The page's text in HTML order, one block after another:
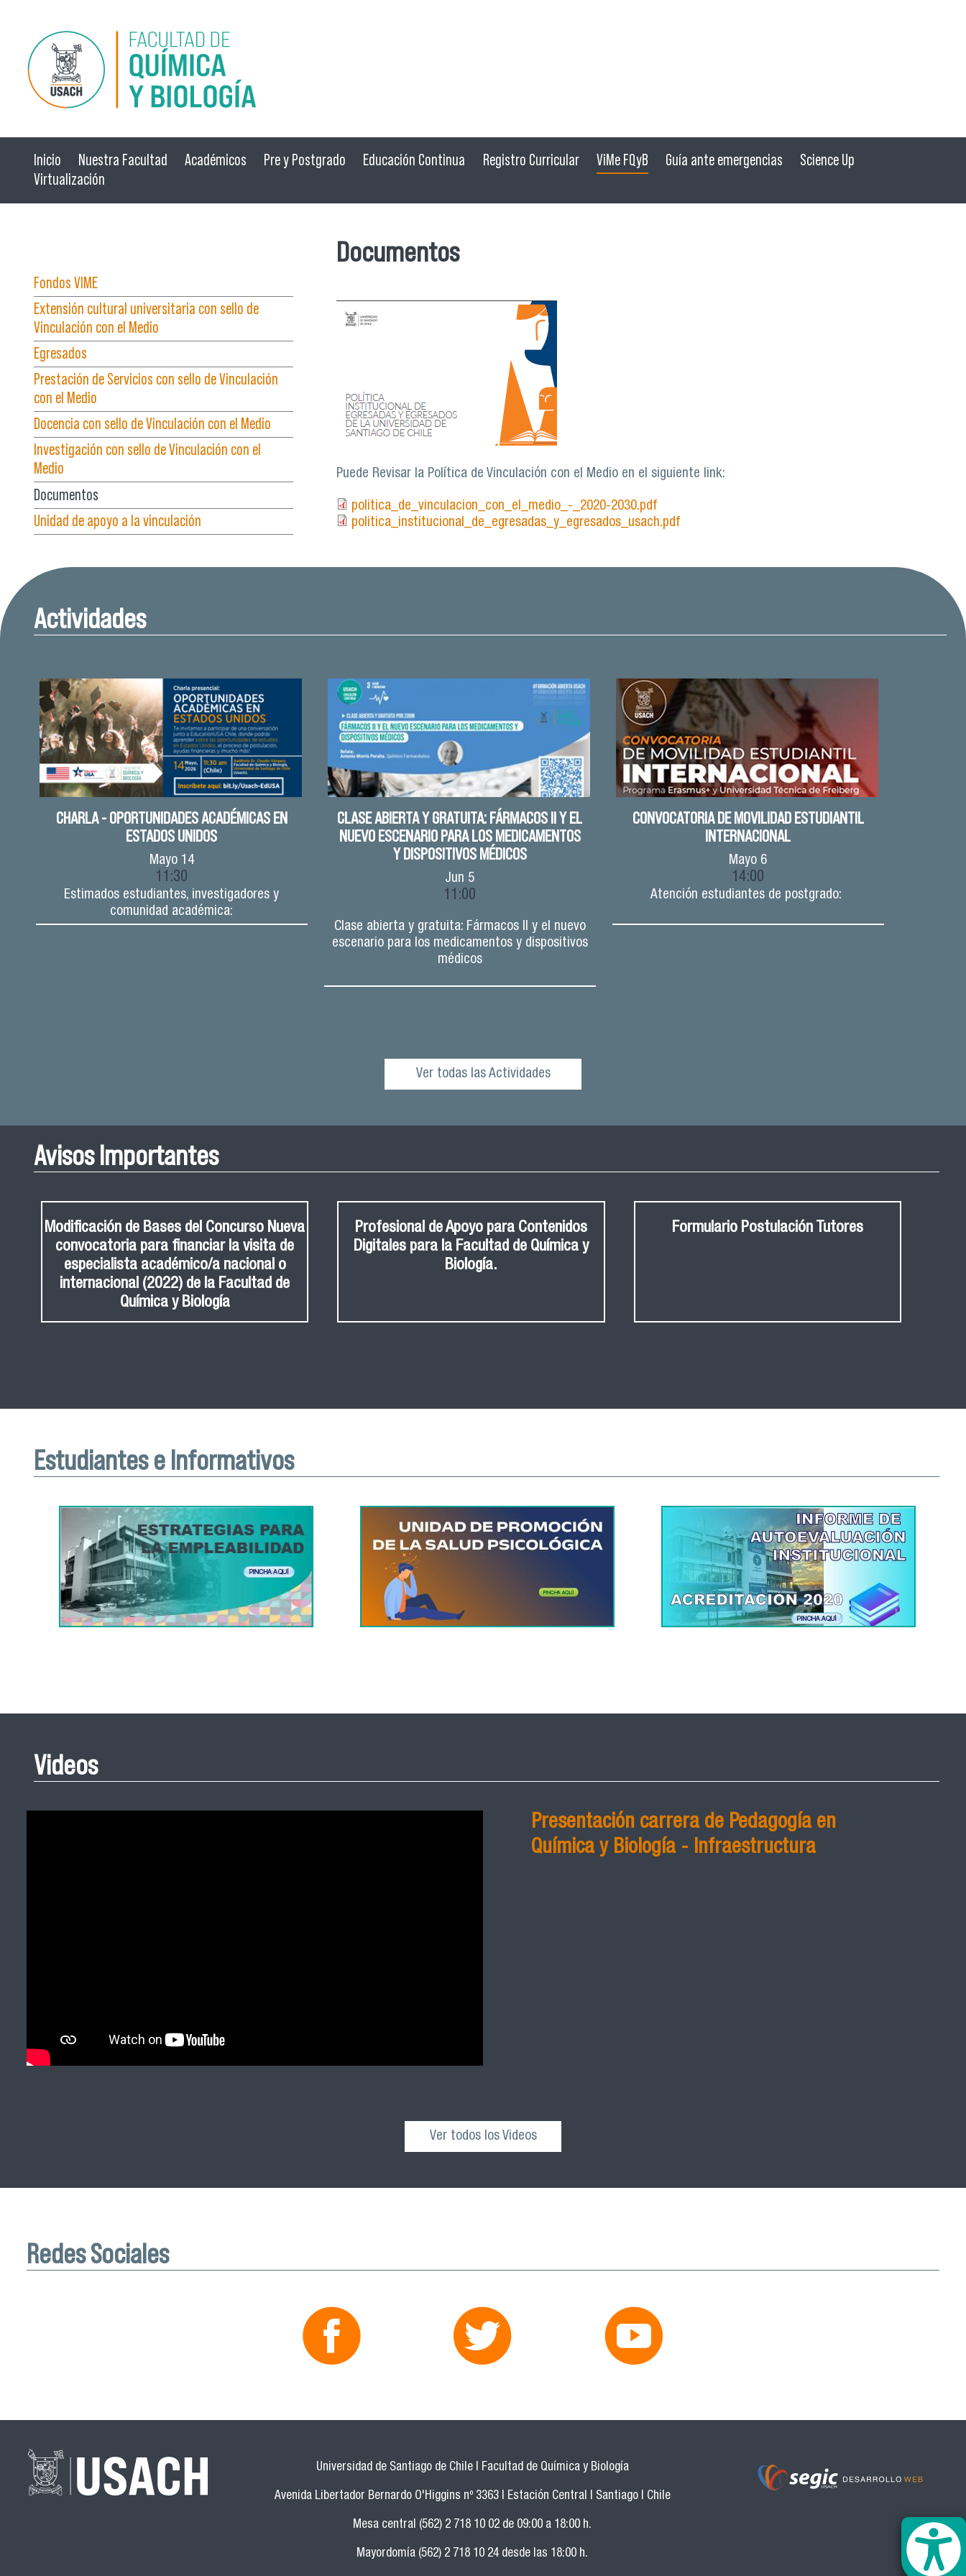
Pasar al contenido principal
Inicio Nuestra Facultad Académicos Pre y Postgrado Educación Continua Registro Curricular ViMe FQyB Guía ante emergencias
Science Up
Virtualización
Fondos VIME
Extensión cultural universitaria con sello de
Vinculación con el Medio
Egresados
Prestación de Servicios con sello de Vinculación
con el Medio
Docencia con sello de Vinculación con el Medio
Investigación con sello de Vinculación con el
Medio
Documentos
Unidad de apoyo a la vinculación
Documentos
politica_institicional_egrasdoa.png
Puede Revisar la Política de Vinculación con el Medio en el siguiente link:
politica_de_vinculacion_con_el_medio_-_2020-2030.pdf
politica_institucional_de_egresadas_y_egresados_usach.pdf
Actividades
CHARLA - OPORTUNIDADES ACADÉMICAS EN
ESTADOS UNIDOS
Mayo14
11:30
Estimados estudiantes, investigadores y
comunidad académica:
CLASE ABIERTA Y GRATUITA: FÁRMACOS II Y EL
NUEVO ESCENARIO PARA LOS MEDICAMENTOS
Y DISPOSITIVOS MÉDICOS
Jun 5
11:00
Clase abierta y gratuita: Fármacos II y el nuevo
escenario para los medicamentos y dispositivos
médicos
CONVOCATORIA DE MOVILIDAD ESTUDIANTIL
INTERNACIONAL
Mayo 6
14:00
Atención estudiantes de postgrado:
Ver todas las Actividades
Avisos Importantes
Modificación de Bases del Concurso Nueva
convocatoria para financiar la visita de
especialista académico/a nacional o
internacional (2022) de la Facultad de
Química y Biología
Profesional de Apoyo para Contenidos
Digitales para la Facultad de Química y
Biología.
Formulario Postulación Tutores
Estudiantes e Informativos
Videos
Presentación carrera de Pedagogía en
Química y Biología - Infraestructura
Ver todos los Videos
Redes Sociales
Universidad de Santiago de Chile | Facultad de Química y Biología
Avenida Libertador Bernardo O'Higgins nº 3363 | Estación Central | Santiago | Chile
Mesa central (562) 2 718 10 02 de 09:00 a 18:00 h.
Mayordomía (562) 2 718 10 24 desde las 18:00 h.